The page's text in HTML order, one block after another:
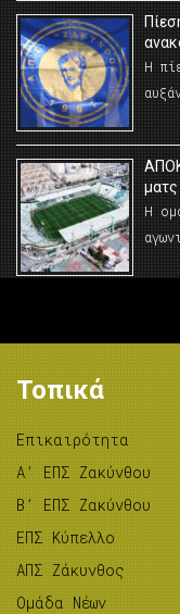
Η
Η
Τοπικά
Επικαιρότητα
A’ ΕΠΣ Ζακύνθου
B’ ΕΠΣ Ζακύνθου
ΕΠΣ Κύπελλο
ΑΠΣ Ζάκυνθος
Ομάδα Νέων